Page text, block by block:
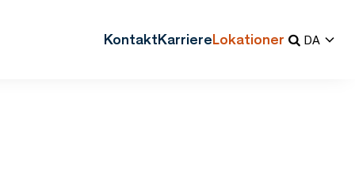
KontaktKarriereLokationer DA